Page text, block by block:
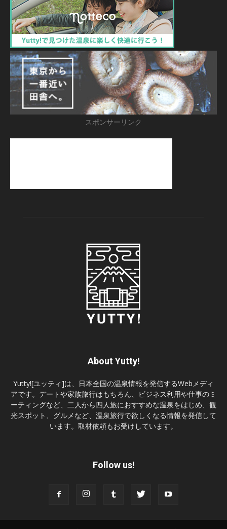
スポンサーリンク
About Yutty!
Yutty![ユッティ]は、日本全国の温泉情報を発信するWebメディ
アです。デートや家族旅行はもちろん、ビジネス利用や仕事のミ
ーティングなど、二人から四人旅におすすめな温泉をはじめ、観
光スポット、グルメなど、温泉旅行で欲しくなる情報を発信して
います。取材依頼もお受けしています。
Follow us!